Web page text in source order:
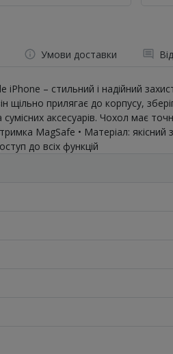
Умови доставки
– стильний і надійний
щільно прилягає до корпусу,
аксесуарів. Чохол має
MagSafe • Матеріал:
до всіх функцій